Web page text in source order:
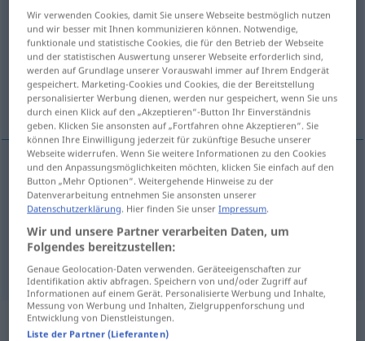
Hahnm <-(e)s;Hähne>
Übersicht aller Übersetzungen
(Für mehr Details die Übersetzung anklicken/antippen)
pijetao, kokot, slavina, kokot, oroz
pijetao,kokot Hahn ZOOL
slavina Hahn TECH
kokot , oroz Hahn
Beispielsätze für "Hahn"
Wir verwenden Cookies, damit Sie unsere Webseite bestmöglich nutzen
und wir besser mit Ihnen kommunizieren können. Notwendige,
funktionale und statistische Cookies, die für den Betrieb der Webseite
und der statistischen Auswertung unserer Webseite erforderlich sind,
werden auf Grundlage unserer Vorauswahl immer auf Ihrem Endgerät
gespeichert. Marketing-Cookies und Cookies, die der Bereitstellung
personalisierter Werbung dienen, werden nur gespeichert, wenn Sie uns
durch einen Klick auf den „Akzeptieren“-Button Ihr Einverständnis
geben. Klicken Sie ansonsten auf „Fortfahren ohne Akzeptieren“. Sie
können Ihre Einwilligung jederzeit für zukünftige Besuche unserer
Webseite widerrufen. Wenn Sie weitere Informationen zu den Cookies
und den Anpassungsmöglichkeiten möchten, klicken Sie einfach auf den
Button „Mehr Optionen“. Weitergehende Hinweise zu der
Datenverarbeitung entnehmen Sie ansonsten unserer
Datenschutzerklärung. Hier finden Sie unserImpressum.
Wir und unsere Partner verarbeiten Daten, um
Folgendes bereitzustellen:
Genaue Geolocation-Daten verwenden. Geräteeigenschaften zur
Identifikation aktiv abfragen. Speichern von und/oder Zugriff auf
Informationen auf einem Gerät. Personalisierte Werbung und Inhalte,
Messung von Werbung und Inhalten, Zielgruppenforschung und
Entwicklung von Dienstleistungen.
Liste der Partner (Lieferanten)